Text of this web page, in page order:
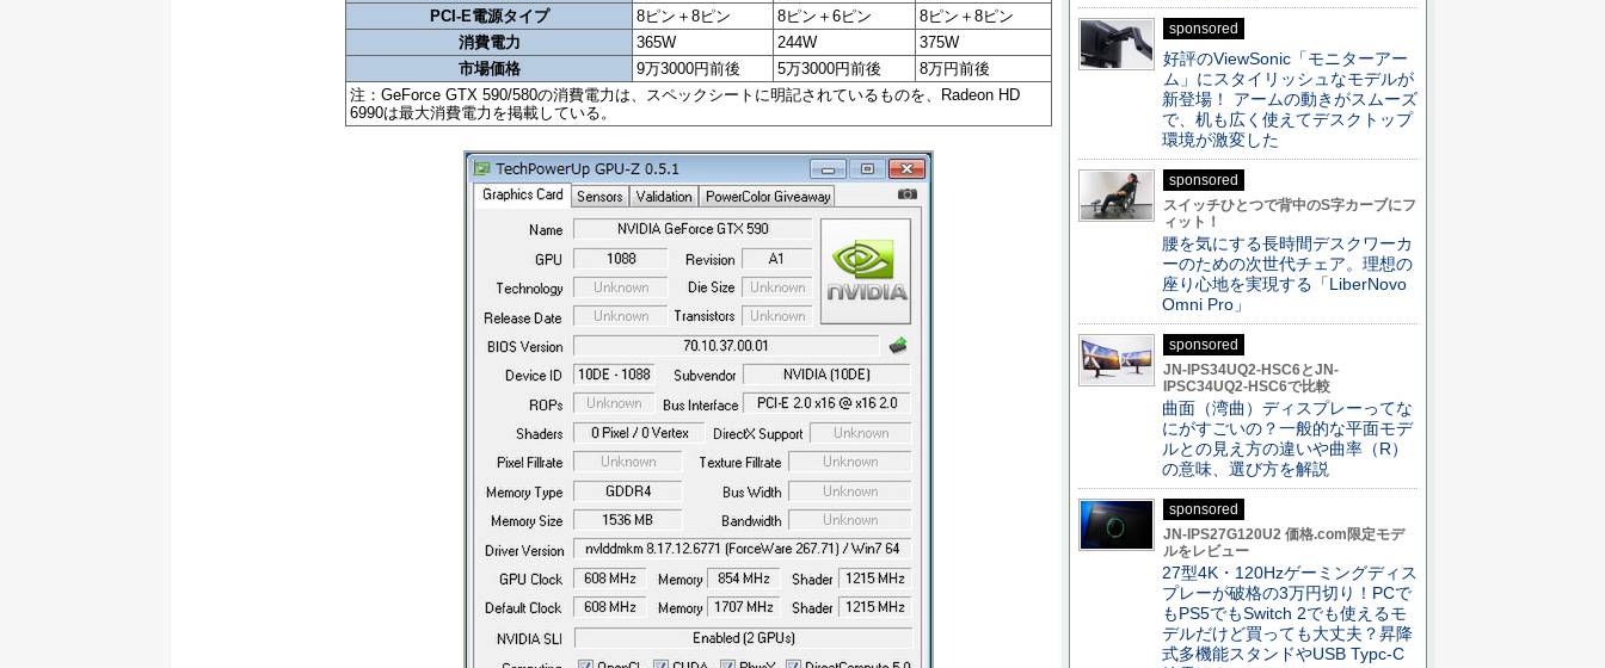
PCI-E電源タイプ
8ピン＋8ピン 8ピン＋6ピン
8ピン＋8ピン
消費電力
365W 244W
375W
市場価格
9万3000円前後 5万3000円前後
8万円前後
注：GeForce GTX 590/580の消費電力は、スペックシートに明記されているものを、Radeon HD
6990は最大消費電力を掲載している。
sponsored
好評のViewSonic「モニターアー
ム」にスタイリッシュなモデルが
新登場！ アームの動きがスムーズ
で、机も広く使えてデスクトップ
環境が激変した
sponsored
スイッチひとつで背中のS字カーブにフ
ィット！
腰を気にする長時間デスクワーカ
ーのための次世代チェア。理想の
座り心地を実現する「LiberNovo
Omni Pro」
sponsored
JN-IPS34UQ2-HSC6とJN-
IPSC34UQ2-HSC6で比較
曲面（湾曲）ディスプレーってな
にがすごいの？一般的な平面モデ
ルとの見え方の違いや曲率（R）
の意味、選び方を解説
sponsored
JN-IPS27G120U2 価格.com限定モデ
ルをレビュー
27型4K・120Hzゲーミングディス
プレーが破格の3万円切り！PCで
もPS5でもSwitch 2でも使えるモ
デルだけど買っても大丈夫？昇降
式多機能スタンドやUSB Typc-C